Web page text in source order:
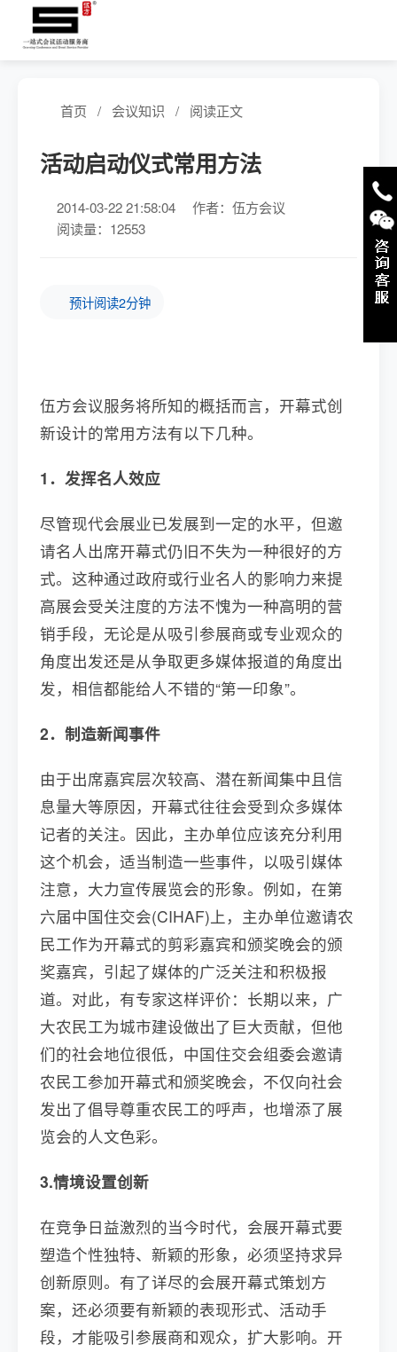
首页 / 会议知识 / 阅读正文
活动启动仪式常用方法
2014-03-22 21:58:04
作者：伍方会议
阅读量：12553
预计阅读2分钟
伍方会议服务将所知的概括而言，开幕式创
新设计的常用方法有以下几种。
1．发挥名人效应
尽管现代会展业已发展到一定的水平，但邀
请名人出席开幕式仍旧不失为一种很好的方
式。这种通过政府或行业名人的影响力来提
高展会受关注度的方法不愧为一种高明的营
销手段，无论是从吸引参展商或专业观众的
角度出发还是从争取更多媒体报道的角度出
发，相信都能给人不错的“第一印象”。
2．制造新闻事件
由于出席嘉宾层次较高、潜在新闻集中且信
息量大等原因，开幕式往往会受到众多媒体
记者的关注。因此，主办单位应该充分利用
这个机会，适当制造一些事件，以吸引媒体
注意，大力宣传展览会的形象。例如，在第
六届中国住交会(CIHAF)上，主办单位邀请农
民工作为开幕式的剪彩嘉宾和颁奖晚会的颁
奖嘉宾，引起了媒体的广泛关注和积极报
道。对此，有专家这样评价：长期以来，广
大农民工为城市建设做出了巨大贡献，但他
们的社会地位很低，中国住交会组委会邀请
农民工参加开幕式和颁奖晚会，不仅向社会
发出了倡导尊重农民工的呼声，也增添了展
览会的人文色彩。
3.情境设置创新
在竞争日益激烈的当今时代，会展开幕式要
塑造个性独特、新颖的形象，必须坚持求异
创新原则。有了详尽的会展开幕式策划方
案，还必须要有新颖的表现形式、活动手
段，才能吸引参展商和观众，扩大影响。开